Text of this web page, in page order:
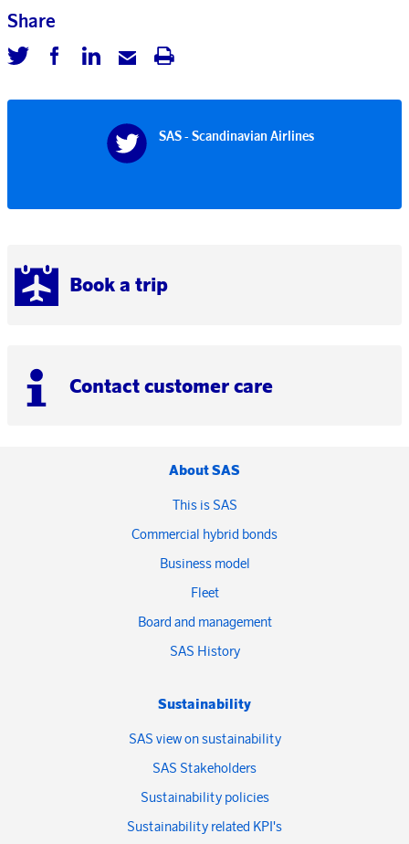
Book a trip
Contact customer care
Share
SAS - Scandinavian Airlines
About SAS
This is SAS
Commercial hybrid bonds
Business model
Fleet
Board and management
SAS History
Sustainability
SAS view on sustainability
SAS Stakeholders
Sustainability policies
Sustainability related KPI's